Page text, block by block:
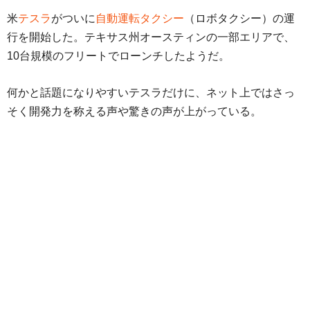
米テスラがついに 自動運転タクシー （ロボタクシー）の運
行を開始した。テキサス州オースティンの一部エリアで、
10台規模のフリートでローンチしたようだ。
何かと話題になりやすいテスラだけに、ネット上ではさっ
そく開発力を称える声や驚きの声が上がっている。